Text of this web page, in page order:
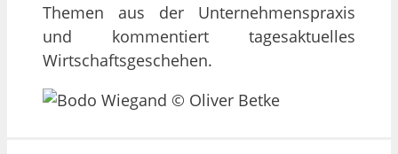
Themen aus der Unternehmenspraxis
und kommentiert tagesaktuelles
Wirtschaftsgeschehen.